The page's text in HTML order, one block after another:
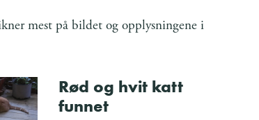
mest på bildet og opplysningene i
Rød og hvit katt
funnet